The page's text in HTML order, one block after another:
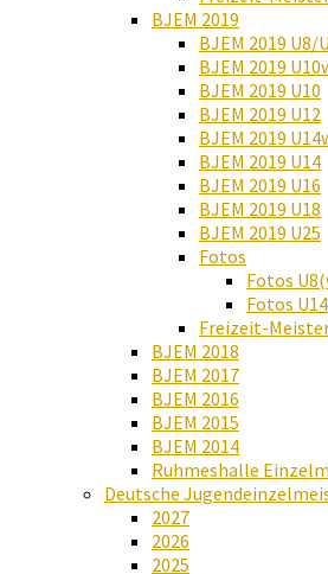
BJEM 2019
BJEM 2019 U8/
BJEM 2019
BJEM 2019 U10
BJEM 2019 U12
BJEM 2019
BJEM 2019 U14
BJEM 2019 U16
BJEM 2019 U18
BJEM 2019 U25
Fotos
Fotos
Fotos
Freizeit-
BJEM 2018
BJEM 2017
BJEM 2016
BJEM 2015
BJEM 2014
Ruhmeshalle
Deutsche
2027
2026
2025